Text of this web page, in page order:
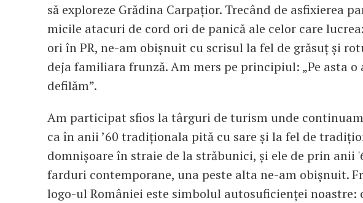
să exploreze Grădina Carpațior. Trecând de asfixierea
micile atacuri de cord ori de panică ale celor care
ori în PR, ne-am obișnuit cu scrisul la fel de grăsuț și
deja familiara frunză. Am mers pe principiul: „Pe asta o
defilăm”.
Am participat sfios la târguri de turism unde continuam
ca în anii ’60 tradiționala pită cu sare și la fel de
domnișoare în straie de la străbunici, și ele de prin anii
farduri contemporane, una peste alta ne-am obișnuit.
logo-ul României este simbolul autosuficienței noastre: